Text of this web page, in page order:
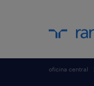
oficina central